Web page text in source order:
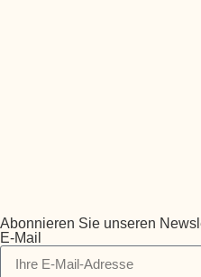
Abonnieren Sie unseren
E-Mail